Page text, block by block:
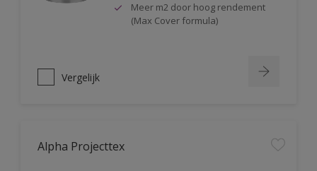
Meer m2 door hoog rendement
(Max Cover formula)
Vergelijk
Alpha Projecttex